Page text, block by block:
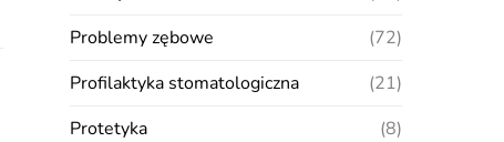
Problemy zębowe
(72)
Profilaktyka stomatologiczna
(21)
Protetyka
(8)